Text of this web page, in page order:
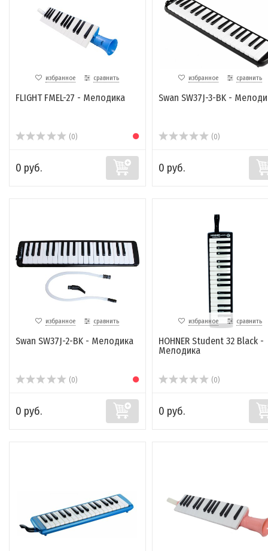
избранное сравнить
FLIGHT FMEL-27 - Мелодика
(0)
0 руб.
избранное сравнить
Swan SW37J-3-BK -
(0)
0 руб.
избранное сравнить
Swan SW37J-2-BK - Мелодика
(0)
0 руб.
избранное сравнить
HOHNER Student 32 Black -
Мелодика
(0)
0 руб.